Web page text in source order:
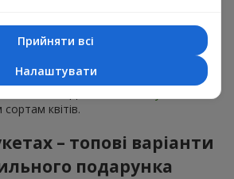
побачень днів народження
.
ніжну екзотику — букет з орхідей
тонах. Для
квітів.
– топові варіанти
подарунка
Прийняти всі
Налаштувати